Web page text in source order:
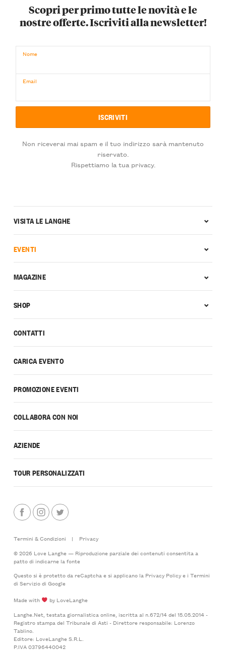
Scopri per primo tutte le novità e le
nostre offerte. Iscriviti alla newsletter!
Nome
Email
Non riceverai mai spam e il tuo indirizzo sarà mantenuto
riservato.
Rispettiamo la tua privacy.
CONTATTI
CARICA EVENTO
PROMOZIONE EVENTI
COLLABORA CON NOI
AZIENDE
TOUR PERSONALIZZATI
VISITA LE LANGHE
EVENTI
MAGAZINE
SHOP
Termini & Condizioni |
Privacy
© 2026 Love Langhe — Riproduzione parziale dei contenuti consentita a
patto di indicarne la fonte
Questo si è protetto da reCaptcha e si applicano la Privacy Policye i Termini
di Serviziodi Google
Made with
by LoveLanghe
Langhe.Net, testata giornalistica online, iscritta al n.672/14 del 15.05.2014 -
Registro stampa del Tribunale di Asti - Direttore responsabile: Lorenzo
Tablino.
Editore: LoveLanghe S.R.L.
P.IVA 03796440042